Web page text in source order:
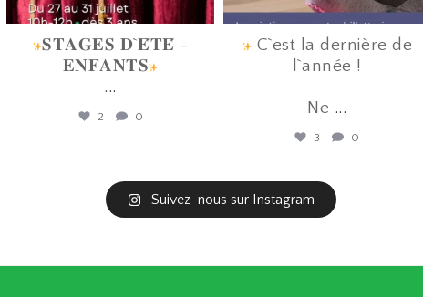
𝐒𝐓𝐀𝐆𝐄𝐒 𝐃`𝐄́𝐓𝐄́ -
𝐄𝐍𝐅𝐀𝐍𝐓𝐒
...
2 0
C`est la dernière de
l`année !
Ne ...
3 0
Suivez-nous sur Instagram